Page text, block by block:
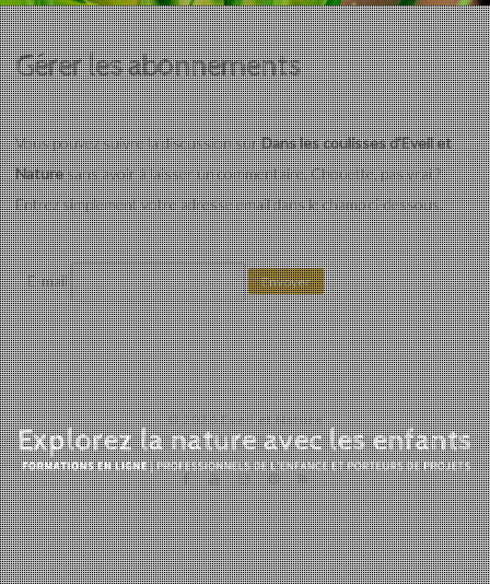
Eveil et Nature
Outils et Formations en ligne pour explorer la nature
avec les enfants
Gérer les abonnements
Vous pouvez suivre la discussion surDans les coulisses d’Eveil et
Naturesans avoir à laisser un commentaire. Chouette, pas vrai ?
Entrez simplement votre adresse email dans le champ ci-dessous.
E-mail
© 2026 Eveil et Nature